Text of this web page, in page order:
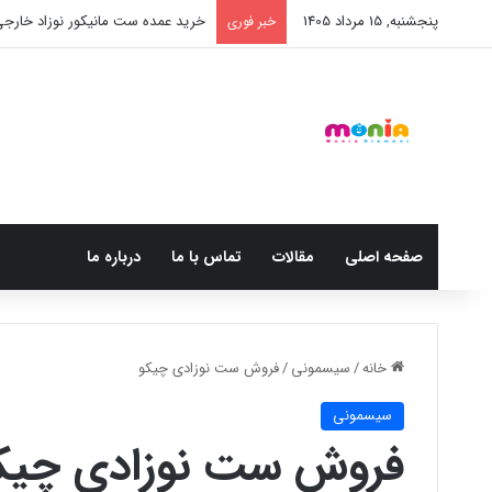
پنجشنبه, 15 مرداد 1405 خبر فوری خرید عمده ست مانیکور نوزاد
صفحه اصلی مقالات تماس با ما درباره ما
خانه/ سیسمونی/فروش ست نوزادی چیکو
سیسمونی
فروش ست نوزادی